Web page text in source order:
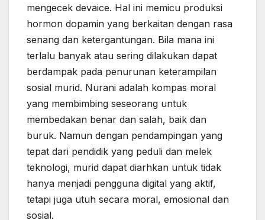
mengecek devaice. Hal ini memicu produksi
hormon dopamin yang berkaitan dengan rasa
senang dan ketergantungan. Bila mana ini
terlalu banyak atau sering dilakukan dapat
berdampak pada penurunan keterampilan
sosial murid. Nurani adalah kompas moral
yang membimbing seseorang untuk
membedakan benar dan salah, baik dan
buruk. Namun dengan pendampingan yang
tepat dari pendidik yang peduli dan melek
teknologi, murid dapat diarhkan untuk tidak
hanya menjadi pengguna digital yang aktif,
tetapi juga utuh secara moral, emosional dan
sosial.